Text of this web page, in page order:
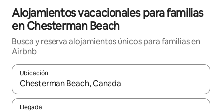
Alojamientos vacacionales para familias
en Chesterman Beach
Busca y reserva alojamientos únicos para familias en
Airbnb
Ubicación
Cuando los resultados estén disponibles, navega con las
Llegada